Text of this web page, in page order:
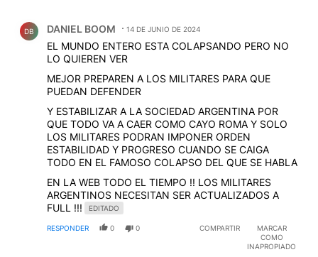
DB DANIEL BOOM 14 DE JUNIO DE 2024
EL MUNDO ENTERO ESTA COLAPSANDO PERO NO
LO QUIEREN VER
MEJOR PREPAREN A LOS MILITARES PARA QUE
PUEDAN DEFENDER
Y ESTABILIZAR A LA SOCIEDAD ARGENTINA POR
QUE TODO VA A CAER COMO CAYO ROMA Y SOLO
LOS MILITARES PODRAN IMPONER ORDEN
ESTABILIDAD Y PROGRESO CUANDO SE CAIGA
TODO EN EL FAMOSO COLAPSO DEL QUE SE HABLA
EN LA WEB TODO EL TIEMPO !! LOS MILITARES
ARGENTINOS NECESITAN SER ACTUALIZADOS A
FULL !!!
EDITADO
RESPONDER 0 0 COMPARTIR
MARCAR
COMO
INAPROPIADO